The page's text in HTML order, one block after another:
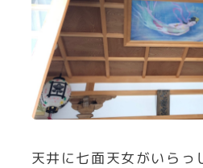
天井に七面天女がいらっ